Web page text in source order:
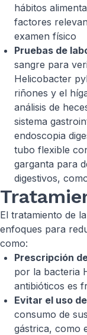
hábitos
factores
examen físico
Pruebas de
sangre para
Helicobacter
riñones y el
análisis de
sistema
endoscopia
tubo flexible
garganta para
digestivos,
El tratamiento de
enfoques para
como:
Prescripción
por la bacteria
antibióticos es
Evitar el uso
consumo de
gástrica, como